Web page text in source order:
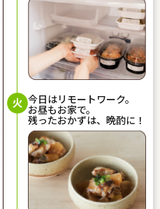
今日はリモートワーク。
お昼もお家で。
残ったおかずは、晩酌に！